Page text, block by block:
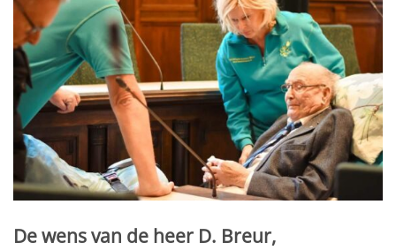
De wens van de heer D. Breur,